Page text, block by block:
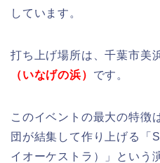
しています。
打ち上げ場所は、千葉市美
（いなげの浜） です。
このイベントの最大の特徴
団が結集して作り上げる「
イオーケストラ）」という